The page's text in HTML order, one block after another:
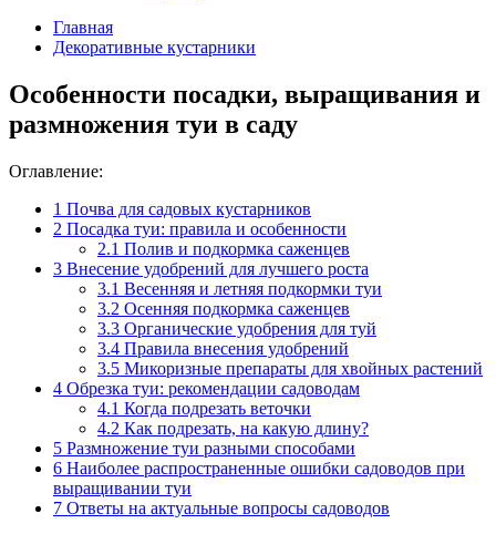
Главная
Декоративные кустарники
Особенности посадки, выращивания и
размножения туи в саду
Оглавление:
1 Почва для садовых кустарников
2 Посадка туи: правила и особенности
2.1 Полив и подкормка саженцев
3 Внесение удобрений для лучшего роста
3.1 Весенняя и летняя подкормки туи
3.2 Осенняя подкормка саженцев
3.3 Органические удобрения для туй
3.4 Правила внесения удобрений
3.5 Микоризные препараты для хвойных растений
4 Обрезка туи: рекомендации садоводам
4.1 Когда подрезать веточки
4.2 Как подрезать, на какую длину?
5 Размножение туи разными способами
6 Наиболее распространенные ошибки садоводов при
выращивании туи
7 Ответы на актуальные вопросы садоводов